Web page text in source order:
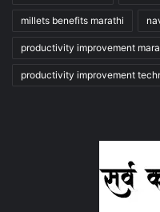
millets benefits marathi
productivity improvement
productivity improvement